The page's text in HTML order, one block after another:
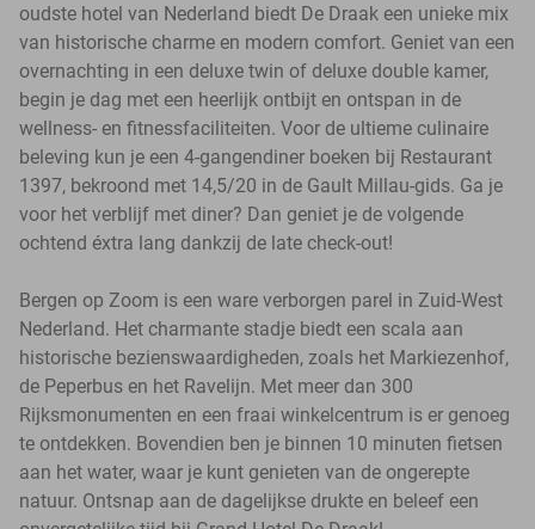
oudste hotel van Nederland biedt De Draak een unieke mix
van historische charme en modern comfort. Geniet van een
overnachting in een deluxe twin of deluxe double kamer,
begin je dag met een heerlijk ontbijt en ontspan in de
wellness- en fitnessfaciliteiten. Voor de ultieme culinaire
beleving kun je een 4-gangendiner boeken bij Restaurant
1397, bekroond met 14,5/20 in de Gault Millau-gids. Ga je
voor het verblijf met diner? Dan geniet je de volgende
ochtend éxtra lang dankzij de late check-out!
Bergen op Zoom is een ware verborgen parel in Zuid-West
Nederland. Het charmante stadje biedt een scala aan
historische bezienswaardigheden, zoals het Markiezenhof,
de Peperbus en het Ravelijn. Met meer dan 300
Rijksmonumenten en een fraai winkelcentrum is er genoeg
te ontdekken. Bovendien ben je binnen 10 minuten fietsen
aan het water, waar je kunt genieten van de ongerepte
natuur. Ontsnap aan de dagelijkse drukte en beleef een